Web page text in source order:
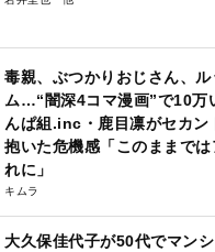
毒親、ぶつかりおじさん、
ム…“闇深4コマ漫画”で10万
んぱ組.inc・鹿目凛がセカン
抱いた危機感「このままで
れに」
キムラ
大久保佳代子が50代でマン